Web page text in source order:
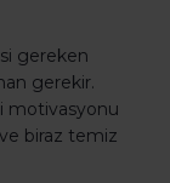
gereken
gerekir.
motivasyonu
biraz temiz